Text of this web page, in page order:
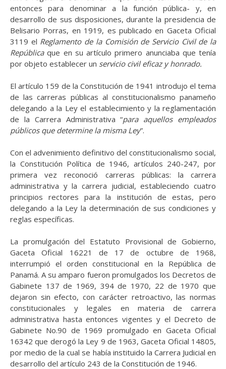
entonces para denominar a la función pública- y, en
desarrollo de sus disposiciones, durante la presidencia de
Belisario Porras, en 1919, es publicado en Gaceta Oficial
3119 el Reglamento de la Comisión de Servicio Civil de la
Repúblicaque en su artículo primero anunciaba que tenía
por objeto establecer un servicio civil eficaz y honrado.
El artículo 159 de la Constitución de 1941 introdujo el tema
de las carreras públicas al constitucionalismo panameño
delegando a la Ley el establecimiento y la reglamentación
de la Carrera Administrativa “para aquellos empleados
públicos que determine la misma Ley”.
Con el advenimiento definitivo del constitucionalismo social,
la Constitución Política de 1946, artículos 240-247, por
primera vez reconoció carreras públicas: la carrera
administrativa y la carrera judicial, estableciendo cuatro
principios rectores para la institución de estas, pero
delegando a la Ley la determinación de sus condiciones y
reglas específicas.
La promulgación del Estatuto Provisional de Gobierno,
Gaceta Oficial 16221 de 17 de octubre de 1968,
interrumpió el orden constitucional en la República de
Panamá. A su amparo fueron promulgados los Decretos de
Gabinete 137 de 1969, 394 de 1970, 22 de 1970 que
dejaron sin efecto, con carácter retroactivo, las normas
constitucionales y legales en materia de carrera
administrativa hasta entonces vigentes y el Decreto de
Gabinete No.90 de 1969 promulgado en Gaceta Oficial
16342 que derogó la Ley 9 de 1963, Gaceta Oficial 14805,
por medio de la cual se había instituido la Carrera Judicial en
desarrollo del artículo 243 de la Constitución de 1946.